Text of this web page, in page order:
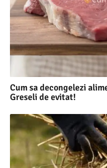
Cum sa decongelezi
Greseli de evitat!